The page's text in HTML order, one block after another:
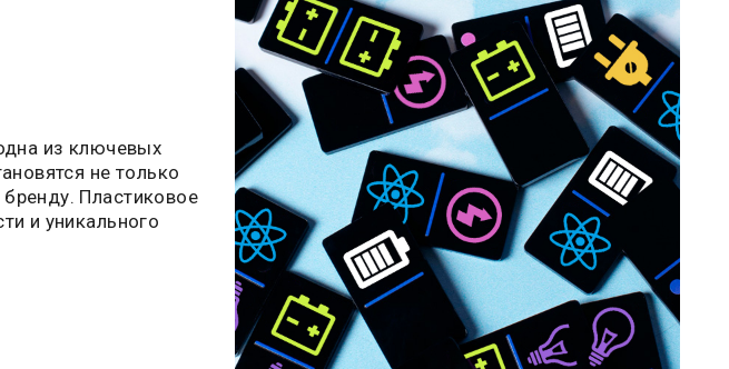
из ключевых
не только
Пластиковое
и уникального